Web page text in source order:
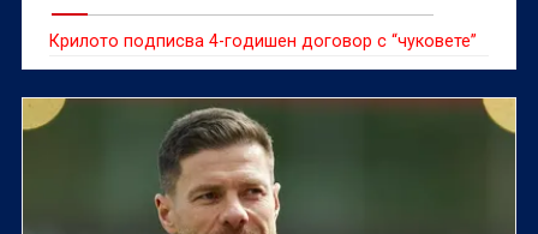
Крилото подписва 4-годишен договор с “чуковете”